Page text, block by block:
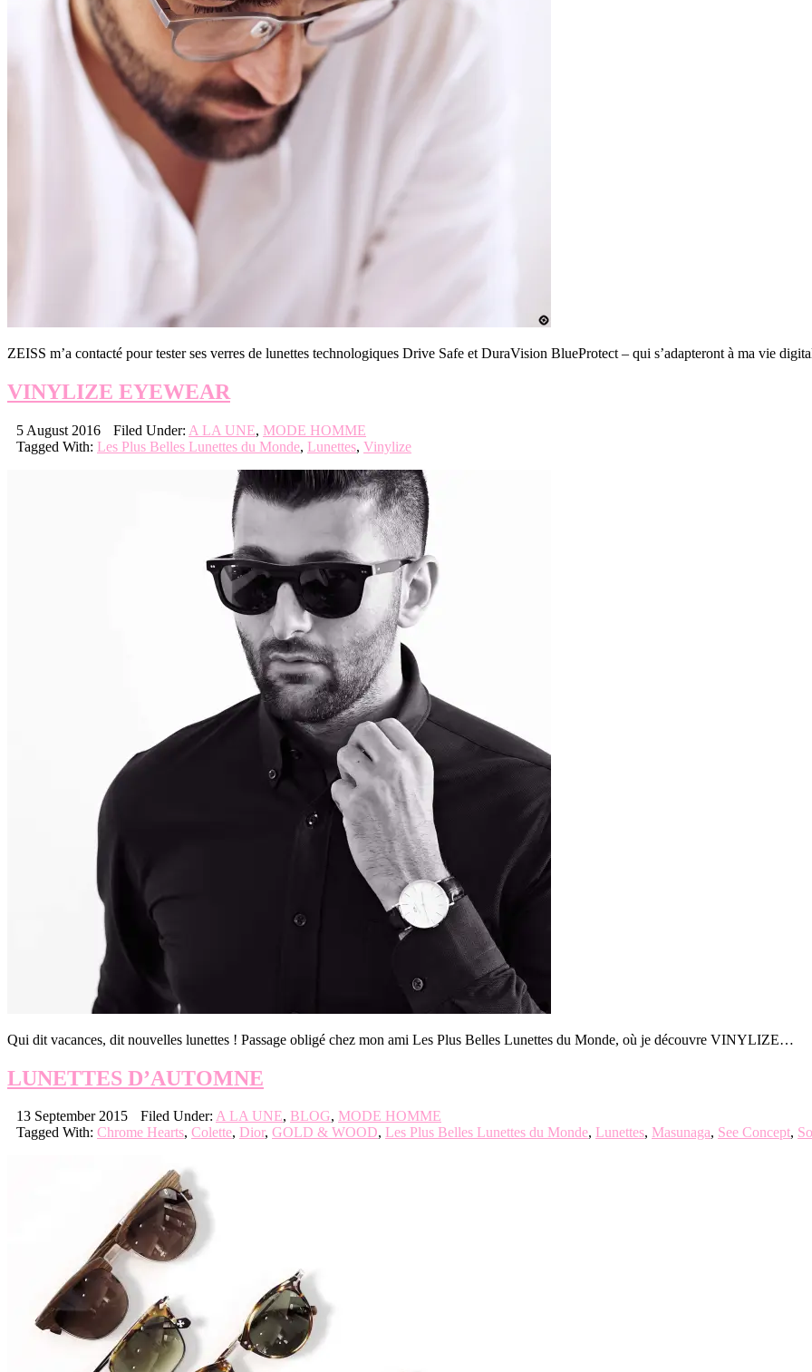
ZEISS m’a contacté pour tester ses verres de lunettes technologiques Drive Safe et DuraVision BlueProtect – qui s’adapteront à ma vie
VINYLIZE EYEWEAR
5 August 2016 Filed Under: A LA UNE, MODE HOMME
Tagged With: Les Plus Belles Lunettes du Monde, Lunettes, Vinylize
Qui dit vacances, dit nouvelles lunettes ! Passage obligé chez mon ami Les Plus Belles Lunettes du Monde, où je découvre VINYLIZE…
LUNETTES D’AUTOMNE
13 September 2015 Filed Under: A LA UNE, BLOG, MODE HOMME
Tagged With: Chrome Hearts, Colette, Dior, GOLD & WOOD, Les Plus Belles Lunettes du Monde, Lunettes, Masunaga, See Concept,